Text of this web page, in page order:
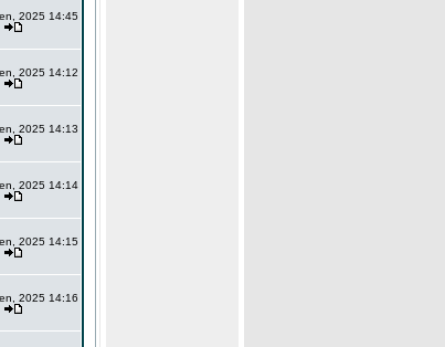
2025 14:45
2025 14:12
2025 14:13
2025 14:14
2025 14:15
2025 14:16